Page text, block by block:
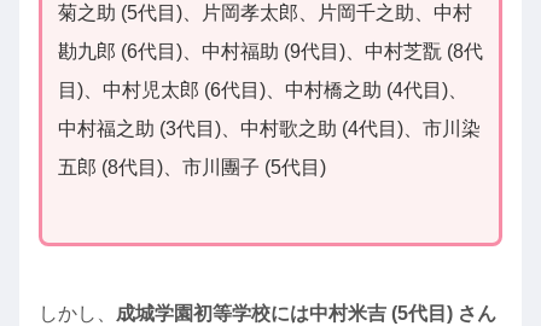
菊之助 (5代目)、片岡孝太郎、片岡千之助、中村
勘九郎 (6代目)、中村福助 (9代目)、中村芝翫 (8代
目)、中村児太郎 (6代目)、中村橋之助 (4代目)、
中村福之助 (3代目)、中村歌之助 (4代目)、市川染
五郎 (8代目)、市川團子 (5代目)
しかし、 成城学園初等学校には中村米吉 (5代目) さん